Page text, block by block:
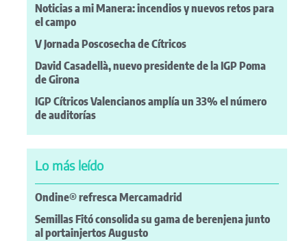
Noticias a mi Manera: incendios y nuevos retos para
el campo
V Jornada Poscosecha de Cítricos
David Casadellà, nuevo presidente de la IGP Poma
de Girona
IGP Cítricos Valencianos amplía un 33% el número
de auditorías
Lo más leído
Ondine® refresca Mercamadrid
Semillas Fitó consolida su gama de berenjena junto
al portainjertos Augusto